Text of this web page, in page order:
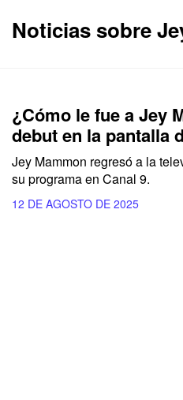
Noticias sobre
¿Cómo le fue a Jey
debut en la pantalla
Jey Mammon regresó a la
su programa en Canal 9.
12 DE AGOSTO DE 2025